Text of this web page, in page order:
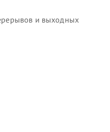
и выходных